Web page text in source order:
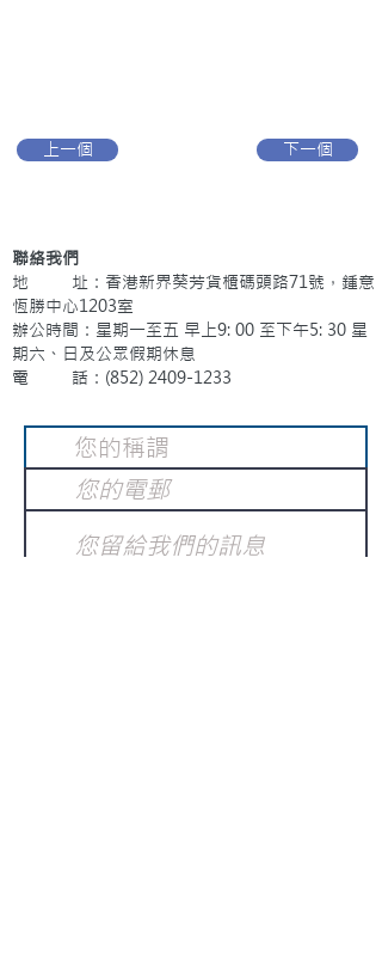
上一個 下一個
聯絡我們
地 址：香港新界葵芳貨櫃碼頭路71號，鍾意
恆勝中心1203室
辦公時間：星期一至五 早上9: 00 至下午5: 30 星
期六、日及公眾假期休息
電 話：(852) 2409-1233